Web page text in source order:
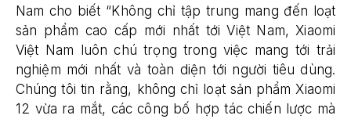
Nam cho biết “Không chỉ tập trung mang đến loạt
sản phẩm cao cấp mới nhất tới Việt Nam, Xiaomi
Việt Nam luôn chú trọng trong việc mang tới trải
nghiệm mới nhất và toàn diện tới người tiêu dùng.
Chúng tôi tin rằng, không chỉ loạt sản phẩm Xiaomi
12 vừa ra mắt, các công bố hợp tác chiến lược mà